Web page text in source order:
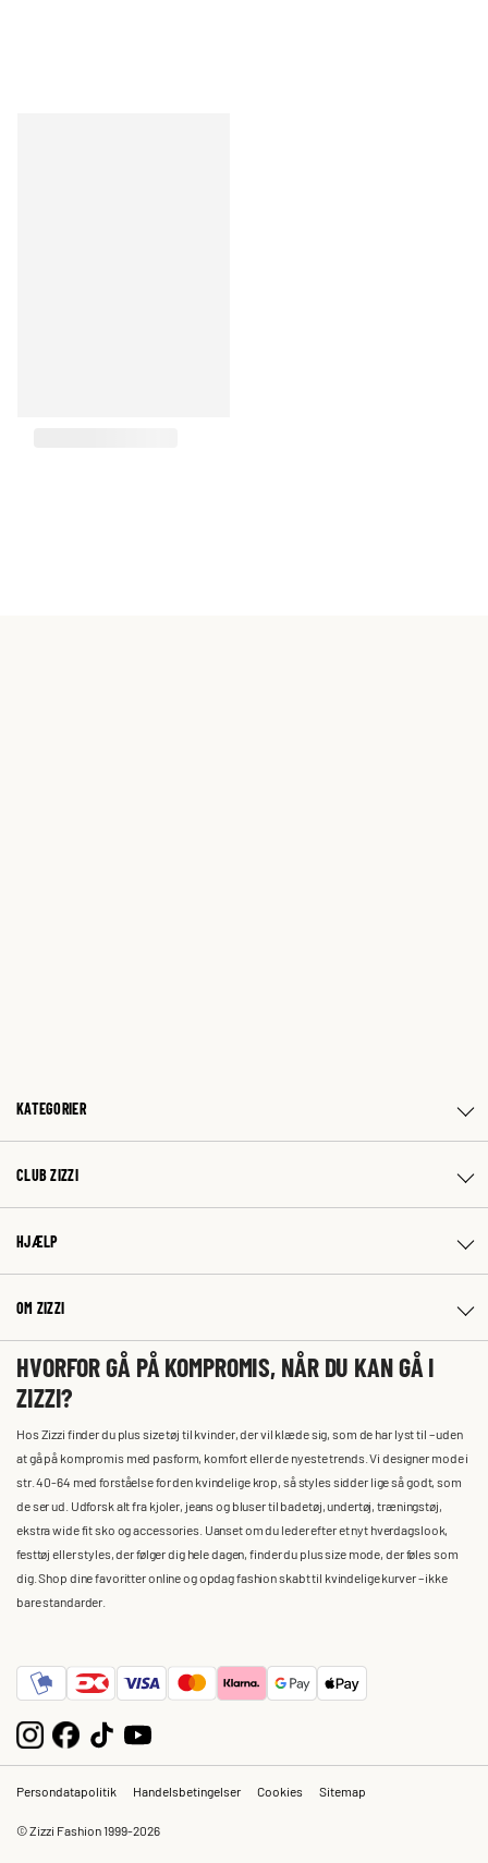
KATEGORIER
CLUB ZIZZI
HJÆLP
OM ZIZZI
HVORFOR GÅ PÅ KOMPROMIS, NÅR DU KAN GÅ I
ZIZZI?
Hos Zizzi finder du plus size tøj til kvinder, der vil klæde sig, som de har lyst til – uden
at gå på kompromis med pasform, komfort eller de nyeste trends. Vi designer mode i
str. 40-64 med forståelse for den kvindelige krop, så styles sidder lige så godt, som
de ser ud. Udforsk alt fra kjoler, jeans og bluser til badetøj, undertøj, træningstøj,
ekstra wide fit sko og accessories. Uanset om du leder efter et nyt hverdagslook,
festtøj eller styles, der følger dig hele dagen, finder du plus size mode, der føles som
dig. Shop dine favoritter online og opdag fashion skabt til kvindelige kurver – ikke
bare standarder.
Persondatapolitik Handelsbetingelser Cookies Sitemap
© Zizzi Fashion 1999-2026